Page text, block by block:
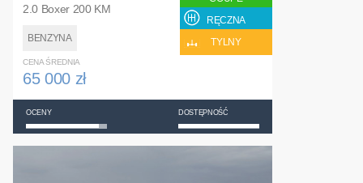
2.0 Boxer 200 KM
BENZYNA
RĘCZNA
TYLNY
CENA ŚREDNIA
65 000 zł
OCENY DOSTĘPNOŚĆ